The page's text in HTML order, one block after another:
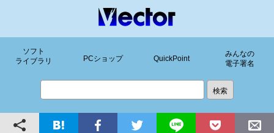
ソフト
ライブラリ
PCショップ QuickPoint
みんなの
電子署名